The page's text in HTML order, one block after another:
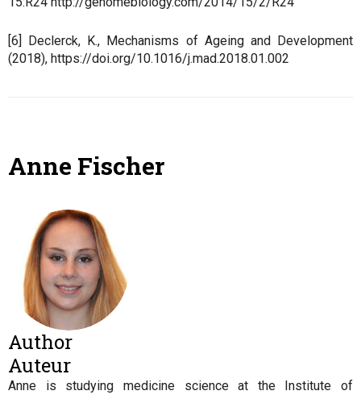
[6] Declerck, K., Mechanisms of Ageing and Development
(2018), https://doi.org/10.1016/j.mad.2018.01.002
Anne Fischer
Author
Auteur
Anne is studying medicine science at the Institute of